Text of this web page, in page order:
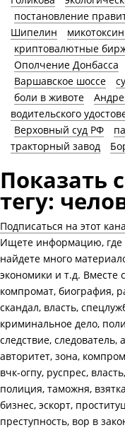
постановление
Шипелин
криптовалютные
Ополчение Донбасса
Варшавское шоссе
боли в животе
водительского
Верховный суд РФ
тракторный завод
Показать
тегу:
Подписаться на этот
Ищете информацию, где
найдете много
экономики и т.д. Вместе
компромат, биография,
скандал, власть,
криминальное дело,
следствие,
авторитет, зона,
вчк-огпу, руспрес,
полиция, таможня,
бизнес, эскорт,
преступность, вор в